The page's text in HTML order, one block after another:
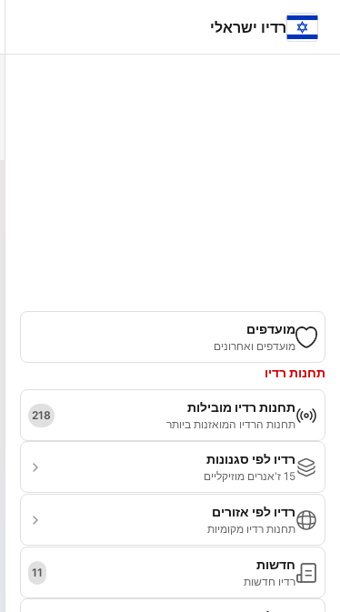
רדיו ישראלי
מועדפים
מועדפים ואחרונים
תחנות רדיו
תחנות רדיו מובילות
תחנות הרדיו המואזנות ביותר
218
רדיו לפי סגנונות
15 ז'אנרים מוזיקליים
רדיו לפי אזורים
תחנות רדיו מקומיות
חדשות
רדיו חדשות
11